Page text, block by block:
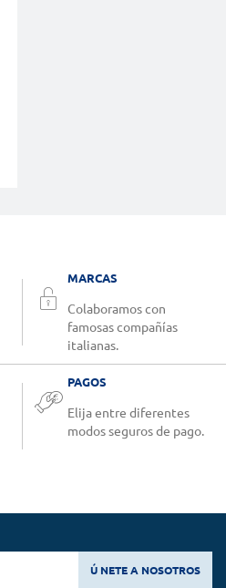
MARCAS
Colaboramos con
famosas compañías
italianas.
PAGOS
Elija entre diferentes
modos seguros de pago.
Ú NETE A NOSOTROS